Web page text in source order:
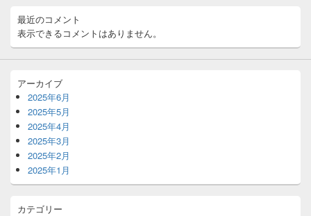
リ
ア
最近のコメント
表示できるコメントはありません。
アーカイブ
2025年6月
2025年5月
2025年4月
2025年3月
2025年2月
2025年1月
カテゴリー